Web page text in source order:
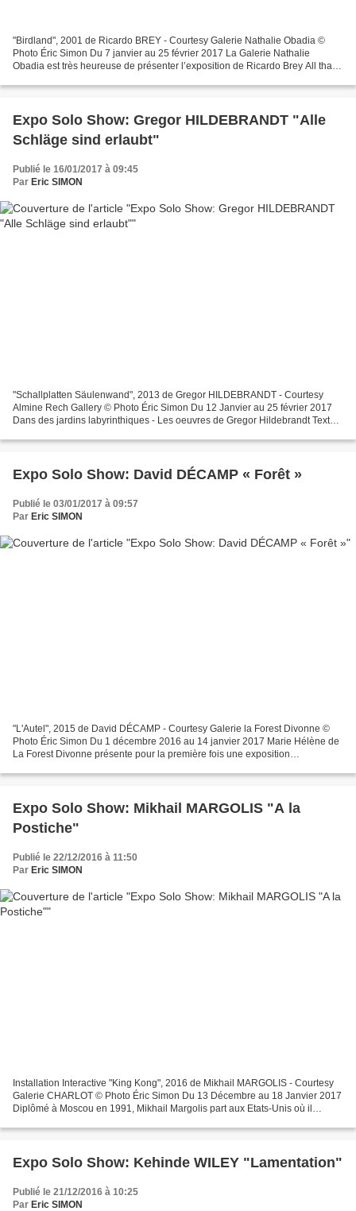
"Birdland", 2001 de Ricardo BREY - Courtesy Galerie Nathalie Obadia ©
Photo Éric Simon Du 7 janvier au 25 février 2017 La Galerie Nathalie
Obadia est très heureuse de présenter l’exposition de Ricardo Brey All that
Expo Solo Show: Gregor HILDEBRANDT "Alle
Schläge sind erlaubt"
Publié le 16/01/2017 à 09:45
Par Eric SIMON
"Schallplatten Säulenwand", 2013 de Gregor HILDEBRANDT - Courtesy
Almine Rech Gallery © Photo Éric Simon Du 12 Janvier au 25 février 2017
Dans des jardins labyrinthiques - Les oeuvres de Gregor Hildebrandt Texte
Expo Solo Show: David DÉCAMP « Forêt »
Publié le 03/01/2017 à 09:57
Par Eric SIMON
"L'Autel", 2015 de David DÉCAMP - Courtesy Galerie la Forest Divonne ©
Photo Éric Simon Du 1 décembre 2016 au 14 janvier 2017 Marie Hélène de
La Forest Divonne présente pour la première fois une exposition
Expo Solo Show: Mikhail MARGOLIS "A la
Postiche"
Publié le 22/12/2016 à 11:50
Par Eric SIMON
Installation Interactive "King Kong", 2016 de Mikhail MARGOLIS - Courtesy
Galerie CHARLOT © Photo Éric Simon Du 13 Décembre au 18 Janvier 2017
Diplômé à Moscou en 1991, Mikhail Margolis part aux Etats-Unis où il
Expo Solo Show: Kehinde WILEY "Lamentation"
Publié le 21/12/2016 à 10:25
Par Eric SIMON